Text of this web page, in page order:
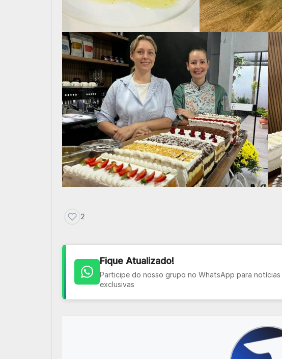
2
Fique Atualizado!
Participe do nosso grupo no WhatsApp para notícias
exclusivas